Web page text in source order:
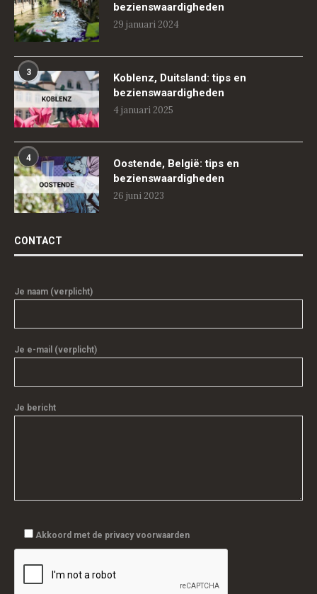
bezienswaardigheden
29 januari 2024
3
Koblenz, Duitsland: tips en
bezienswaardigheden
4 januari 2025
4
Oostende, België: tips en
bezienswaardigheden
26 juni 2023
CONTACT
Je naam (verplicht)
Je e-mail (verplicht)
Je bericht
Akkoord met de privacy voorwaarden